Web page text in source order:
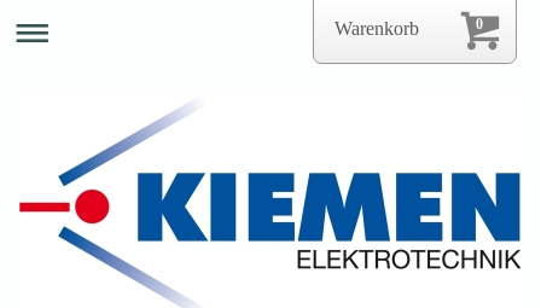
0
Warenkorb